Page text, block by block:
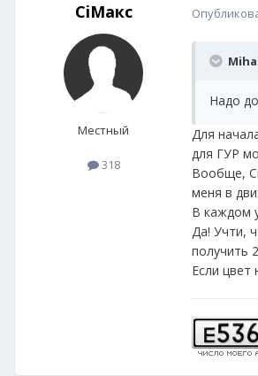
CiМакс
Местный
318
Надо
Для
для ГУР
Вообще,
меня в
В каждом
Да! Учти,
получить
Если цвет